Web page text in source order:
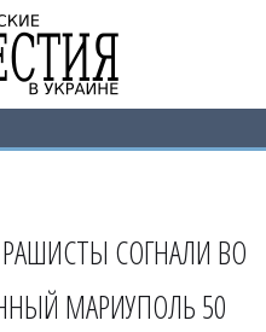
РАШИСТЫ СОГНАЛИ ВО
МАРИУПОЛЬ 50